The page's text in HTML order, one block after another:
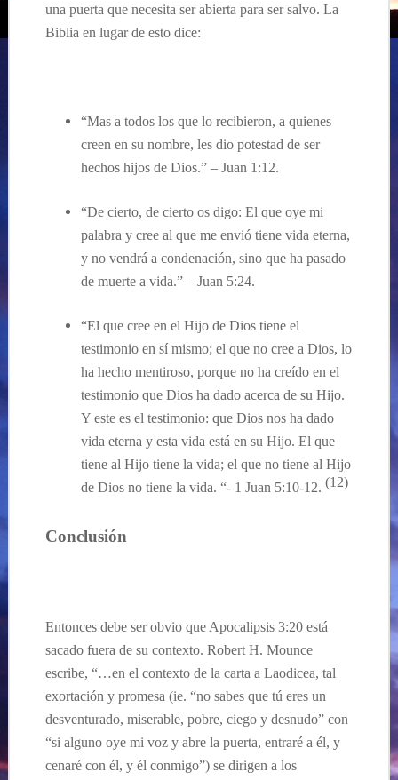
una puerta que necesita ser abierta para ser salvo. La
Biblia en lugar de esto dice:
“Mas a todos los que lo recibieron, a quienes
creen en su nombre, les dio potestad de ser
hechos hijos de Dios.” – Juan 1:12.
“De cierto, de cierto os digo: El que oye mi
palabra y cree al que me envió tiene vida eterna,
y no vendrá a condenación, sino que ha pasado
de muerte a vida.” – Juan 5:24.
“El que cree en el Hijo de Dios tiene el
testimonio en sí mismo; el que no cree a Dios, lo
ha hecho mentiroso, porque no ha creído en el
testimonio que Dios ha dado acerca de su Hijo.
Y este es el testimonio: que Dios nos ha dado
vida eterna y esta vida está en su Hijo. El que
tiene al Hijo tiene la vida; el que no tiene al Hijo
de Dios no tiene la vida. “- 1 Juan 5:10-12. (12)
Conclusión
Entonces debe serobvio que Apocalipsis3:20 está
sacado fuera de su contexto. Robert H. Mounce
escribe, “…en el contexto de la carta a Laodicea, tal
exortación y promesa (ie. “no sabes que tú eres un
desventurado, miserable, pobre, ciego y desnudo” con
“si alguno oye mi voz y abre la puerta, entraré a él, y
cenaré con él, y él conmigo”) se dirigen a los